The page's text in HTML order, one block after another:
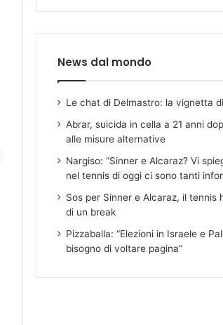
News dal mondo
Le chat di Delmastro: la vignetta
Abrar, suicida in cella a 21 anni
alle misure alternative
Nargiso: “Sinner e Alcaraz? Vi
nel tennis di oggi ci sono tanti
Sos per Sinner e Alcaraz, il tennis
di un break
Pizzaballa: “Elezioni in Israele e
bisogno di voltare pagina”